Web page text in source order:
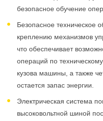
безопасное обучение
Безопасное техническое
креплению механизмов
что обеспечивает
операций по
кузова машины, а также
остается запас энергии.
Электрическая система
высоковольтной шиной